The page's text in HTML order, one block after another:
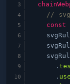
// svg
const
.
. use